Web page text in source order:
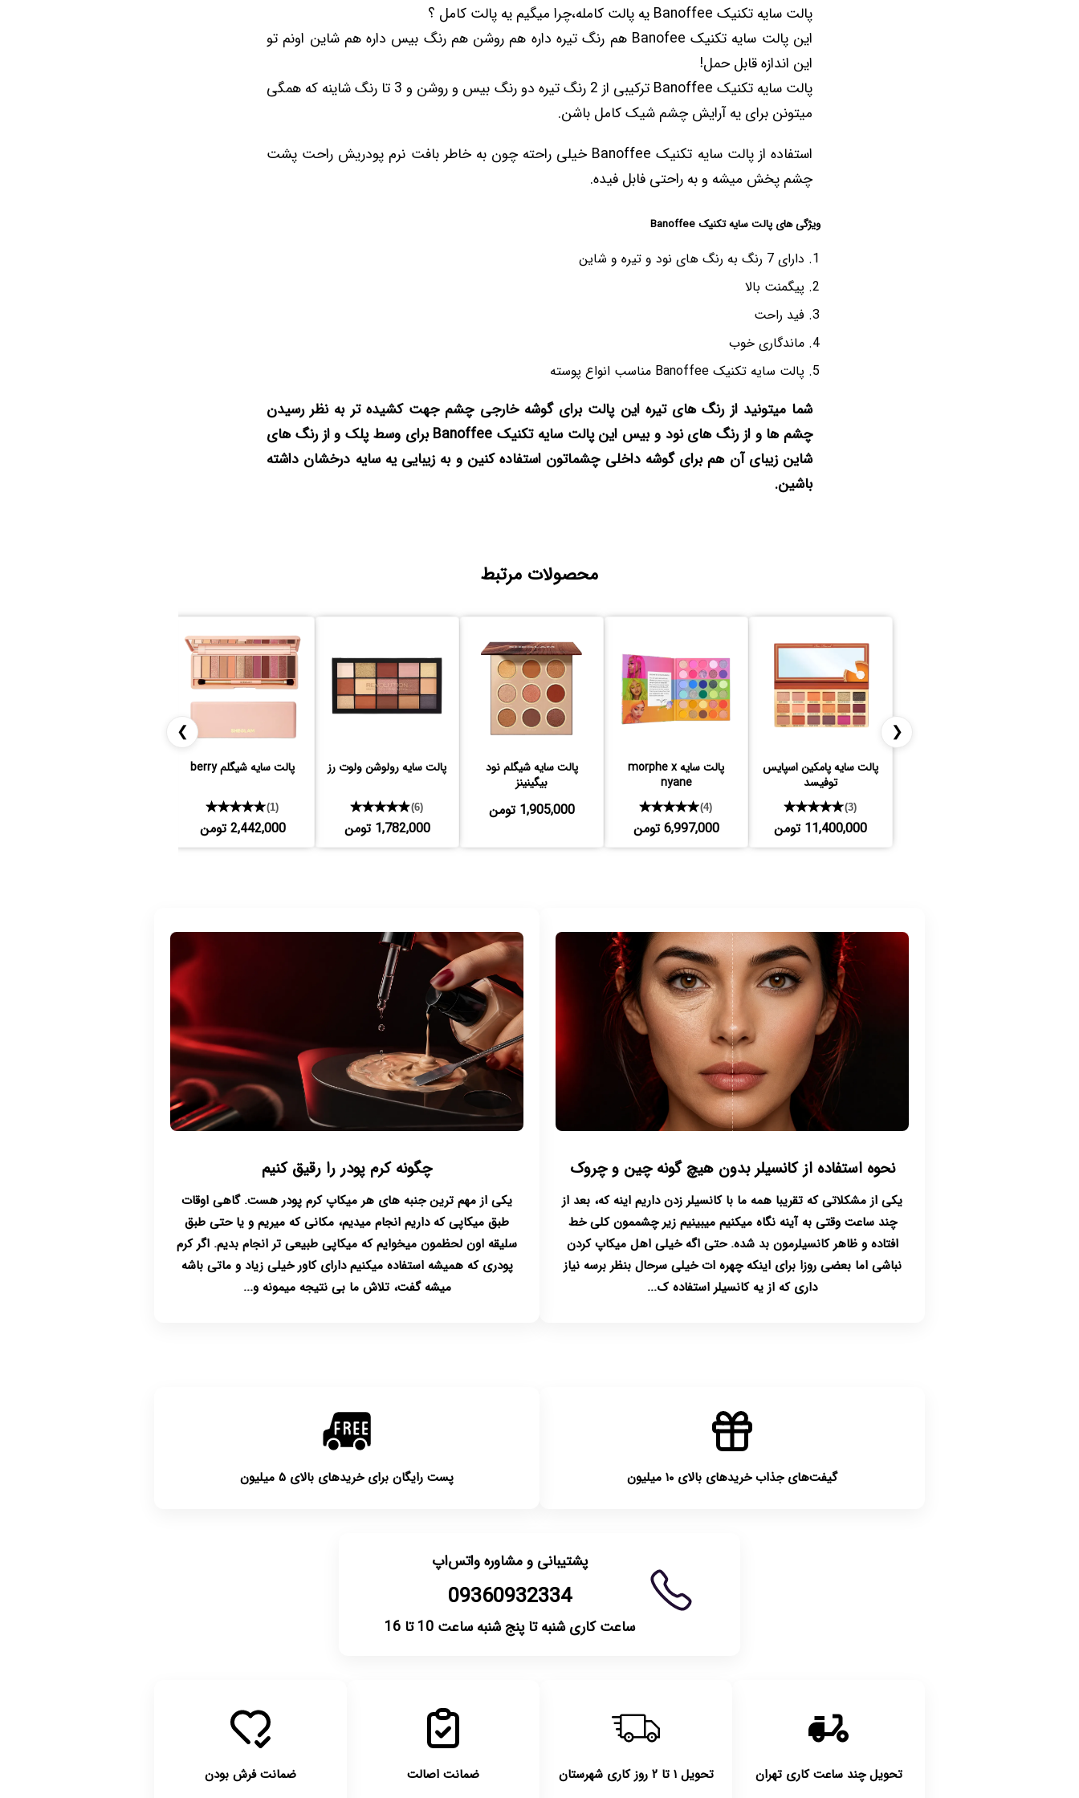
پالت سایه تکنیک Banoffee یه پالت کامله،چرا میگیم یه پالت کامل ؟
این پالت سایه تکنیک Banofee هم رنگ تیره داره هم روشن هم رنگ بیس داره هم شاین اونم تو
این اندازه قابل حمل!
پالت سایه تکنیک Banoffee ترکیبی از 2 رنگ تیره دو رنگ بیس و روشن و 3 تا رنگ شاینه که همگی
میتونن برای یه آرایش چشم شیک کامل باشن.
استفاده از پالت سایه تکنیک Banoffee خیلی راحته چون به خاطر بافت نرم پودریش راحت پشت
چشم پخش میشه و به راحتی فابل فیده.
ویژگی های پالت سایه تکنیک Banoffee
دارای 7 رنگ به رنگ های نود و تیره و شاین
پیگمنت بالا
فید راحت
ماندگاری خوب
پالت سایه تکنیک Banoffee مناسب انواع پوسته
شما میتونید از رنگ های تیره این پالت برای گوشه خارجی چشم جهت کشیده تر به نظر رسیدن
چشم ها و از رنگ های نود و بیس این پالت سایه تکنیک Banoffee برای وسط پلک و از رنگ های
شاین زیبای آن هم برای گوشه داخلی چشماتون استفاده کنین و به زیبایی یه سایه درخشان داشته
باشین.
محصولات مرتبط
❮
پالت سایه پامکین اسپایس
توفیسد
★★★★★(3)
11,400,000 تومن
پالت سایه morphe x
nyane
★★★★★(4)
6,997,000 تومن
پالت سایه شیگلم نود
بیگینینز
1,905,000 تومن
پالت سایه رولوشن ولوت رز
★★★★★(6)
1,782,000 تومن
پالت سایه شیگلم berry
★★★★★(1)
2,442,000 تومن
❯
نحوه استفاده از کانسیلر بدون هیچ گونه چین و چروک
یکی از مشکلاتی که تقریبا همه ما با کانسیلر زدن داریم اینه که، بعد از
چند ساعت وقتی به آینه نگاه میکنیم میبینیم زیر چشممون کلی خط
افتاده و ظاهر کانسیلرمون بد شده. حتی اگه خیلی اهل میکاپ کردن
نباشی اما بعضی روزا برای اینکه چهره ات خیلی سرحال بنظر برسه نیاز
داری که از یه کانسیلر استفاده ک...
چگونه کرم پودر را رقیق کنیم
یکی از مهم ترین جنبه های هر میکاپ کرم پودر هست. گاهی اوقات
طبق میکاپی که داریم انجام میدیم، مکانی که میریم و یا حتی طبق
سلیقه اون لحظمون میخوایم که میکاپی طبیعی تر انجام بدیم. اگر کرم
پودری که همیشه استفاده میکنیم دارای کاور خیلی زیاد و ماتی باشه
میشه گفت، تلاش ما بی نتیجه میمونه و...
گیفت‌های جذاب خریدهای بالای ۱۰ میلیون پست رایگان برای خریدهای بالای ۵ میلیون
پشتیبانی و مشاوره واتس‌اپ
09360932334
ساعت کاری شنبه تا پنج شنبه ساعت 10 تا 16
تحویل چند ساعت کاری تهران تحویل ۱ تا ۲ روز کاری شهرستان ضمانت اصالت ضمانت فرش بودن